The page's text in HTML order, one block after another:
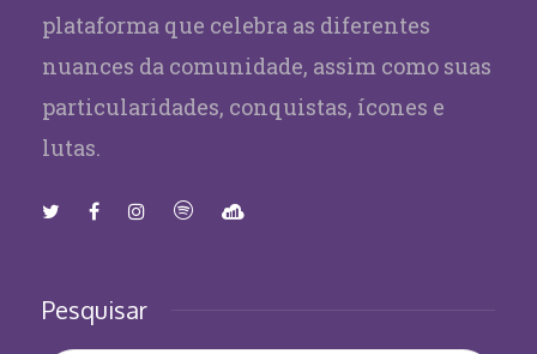
plataforma que celebra as diferentes
nuances da comunidade, assim como suas
particularidades, conquistas, ícones e
lutas.
Pesquisar